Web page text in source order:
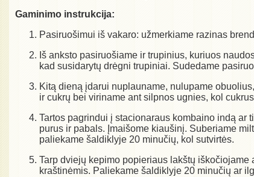
Gaminimo instrukcija:
Pasiruošimui iš vakaro: užmerkiame razinas
Iš anksto pasiruošiame ir trupinius, kuriuos
kad susidarytų drėgni trupiniai. Sudedame
Kitą dieną įdarui nuplauname, nulupame
ir cukrų bei viriname ant silpnos ugnies, kol
Tartos pagrindui į stacionaraus kombaino indą ar
purus ir pabals. Įmaišome kiaušinį. Suberiame
paliekame šaldiklyje 20 minučių, kol sutvirtės.
Tarp dviejų kepimo popieriaus lakštų
kraštinėmis. Paliekame šaldiklyje 20 minučių ar